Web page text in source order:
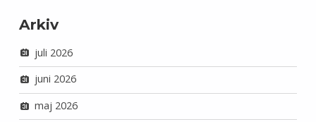
Arkiv
juli 2026
juni 2026
maj 2026